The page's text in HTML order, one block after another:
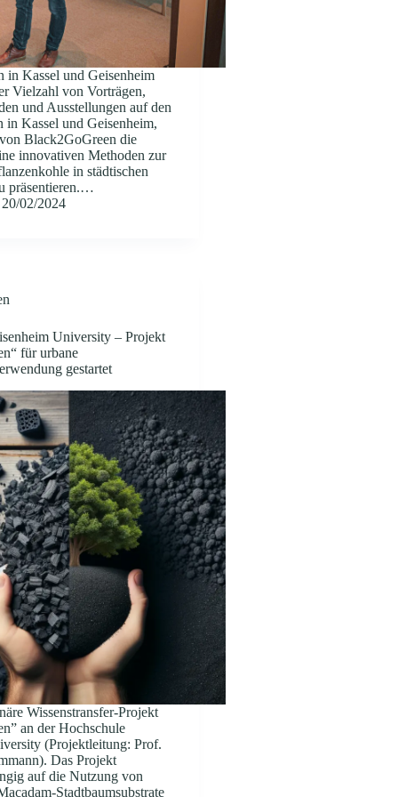
in Kassel und Geisenheim
Vielzahl von Vorträgen,
und Ausstellungen auf den
in Kassel und Geisenheim,
Black2GoGreen die
innovativen Methoden zur
in städtischen
präsentieren.…
20/02/2024
University – Projekt
für urbane
gestartet
Wissenstransfer-Projekt
an der Hochschule
(Projektleitung: Prof.
Das Projekt
auf die Nutzung von
Stadtbaumsubstrate